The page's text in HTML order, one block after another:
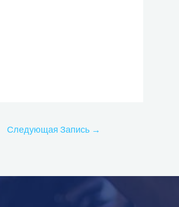
Следующая Запись →